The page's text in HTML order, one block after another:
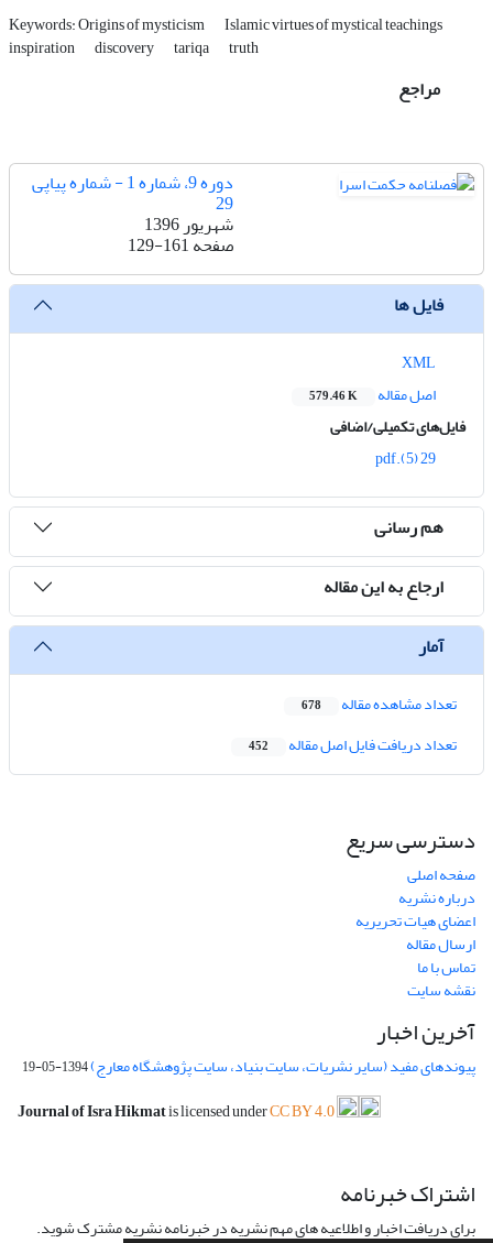
Keywords: Origins of mysticism Islamic virtues of mystical teachings
inspiration discovery tariqa truth
مراجع
دوره 9، شماره 1 - شماره پیاپی
29
شهریور 1396
صفحه129-161
فایل ها
اصل مقاله
579.46 K
فایل‌های تکمیلی/اضافی
29 (5).pdf
هم رسانی
ارجاع به این مقاله
آمار
تعداد مشاهده مقاله 678
تعداد دریافت فایل اصل مقاله 452
دسترسی سریع
صفحه اصلی
درباره نشریه
اعضای هیات تحریریه
ارسال مقاله
تماس با ما
نقشه سایت
آخرین اخبار
پیوندهای مفید (سایر نشریات، سایت بنیاد، سایت پژوهشگاه معارج)1394-05-19
Journal of Isra Hikmatis licensed underCC BY 4.0
اشتراک خبرنامه
برای دریافت اخبار و اطلاعیه های مهم نشریه در خبرنامه نشریه مشترک شوید.